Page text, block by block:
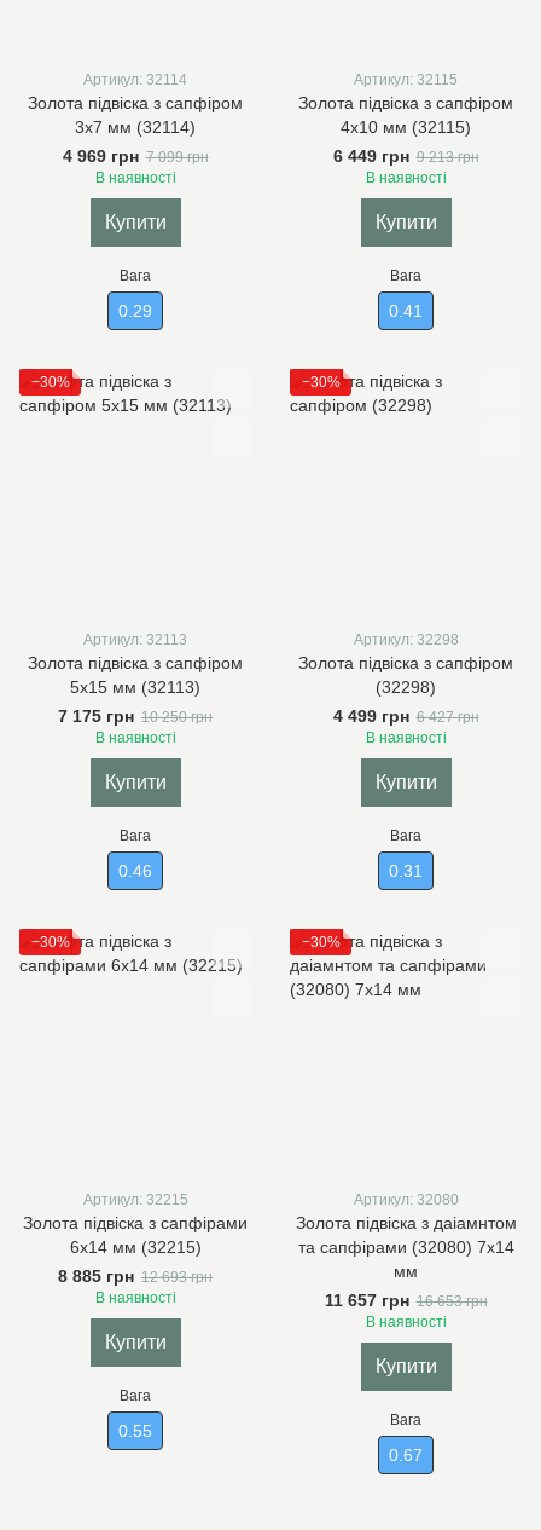
Артикул: 32114
Золота підвіска з сапфіром
3х7 мм (32114)
4 969 грн 7 099 грн
В наявності
Купити
Вага
0.29
Артикул: 32115
Золота підвіска з сапфіром
4х10 мм (32115)
6 449 грн 9 213 грн
В наявності
Купити
Вага
0.41
−30%
Артикул: 32113
Золота підвіска з сапфіром
5х15 мм (32113)
7 175 грн 10 250 грн
В наявності
Купити
Вага
0.46
−30%
Артикул: 32298
Золота підвіска з сапфіром
(32298)
4 499 грн 6 427 грн
В наявності
Купити
Вага
0.31
−30%
Артикул: 32215
Золота підвіска з сапфірами
6х14 мм (32215)
8 885 грн 12 693 грн
В наявності
Купити
Вага
0.55
−30%
Артикул: 32080
Золота підвіска з даіамнтом
та сапфірами (32080) 7х14
мм
11 657 грн 16 653 грн
В наявності
Купити
Вага
0.67